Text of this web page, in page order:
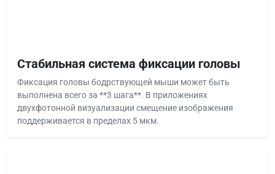
Стабильная система фиксации головы
Фиксация головы бодрствующей мыши может быть
выполнена всего за **3 шага**. В приложениях
двухфотонной визуализации смещение изображения
поддерживается в пределах 5 мкм.